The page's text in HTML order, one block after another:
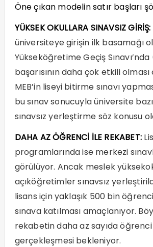
Öne çıkan modelin satır başları
YÜKSEK OKULLARA SINAVSIZ GİRİŞ:
üniversiteye girişin ilk basamağı
Yükseköğretime Geçiş Sınavı’nda
başarısının daha çok etkili
MEB’in liseyi bitirme sınavı
bu sınav sonucuyla üniversite
sınavsız yerleştirme söz konusu
DAHA AZ ÖĞRENCİ İLE REKABET:
programlarında ise merkezi
görülüyor. Ancak meslek
açıköğretimler sınavsız
lisans için yaklaşık 500 bin
sınava katılması amaçlanıyor.
rekabetin daha az sayıda öğrenci
gerçekleşmesi bekleniyor.